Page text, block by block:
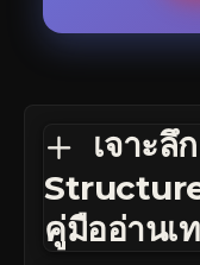
เจาะ
คู่มืออ่านเ